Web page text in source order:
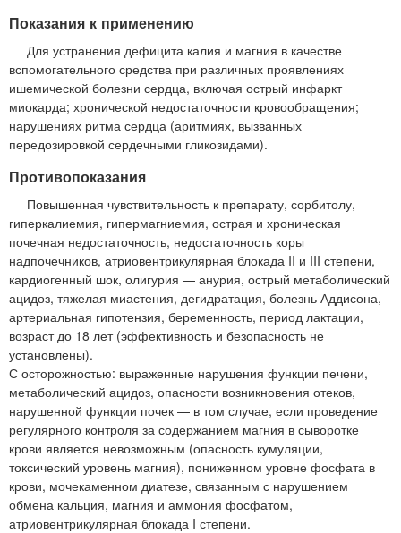
Показания к применению
Для устранения дефицита калия и магния в качестве
вспомогательного средства при различных проявлениях
ишемической болезни сердца, включая острый инфаркт
миокарда; хронической недостаточности кровообращения;
нарушениях ритма сердца (аритмиях, вызванных
передозировкой сердечными гликозидами).
Противопоказания
Повышенная чувствительность к препарату, сорбитолу,
гиперкалиемия, гипермагниемия, острая и хроническая
почечная недостаточность, недостаточность коры
надпочечников, атриовентрикулярная блокада II и III степени,
кардиогенный шок, олигурия — анурия, острый метаболический
ацидоз, тяжелая миастения, дегидратация, болезнь Аддисона,
артериальная гипотензия, беременность, период лактации,
возраст до 18 лет (эффективность и безопасность не
установлены).
С осторожностью: выраженные нарушения функции печени,
метаболический ацидоз, опасности возникновения отеков,
нарушенной функции почек — в том случае, если проведение
регулярного контроля за содержанием магния в сыворотке
крови является невозможным (опасность кумуляции,
токсический уровень магния), пониженном уровне фосфата в
крови, мочекаменном диатезе, связанным с нарушением
обмена кальция, магния и аммония фосфатом,
атриовентрикулярная блокада I степени.